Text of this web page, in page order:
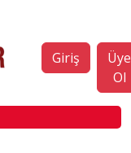
Giriş
Üye
Ol